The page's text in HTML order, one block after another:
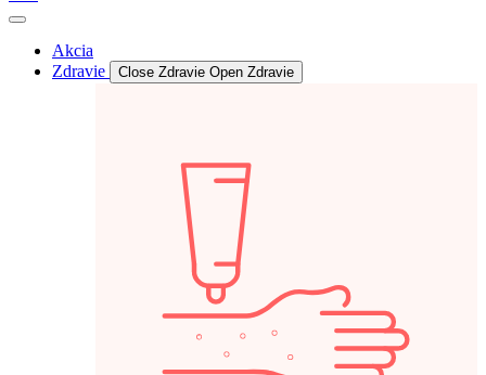
Akcia
Zdravie
Close Zdravie Open Zdravie